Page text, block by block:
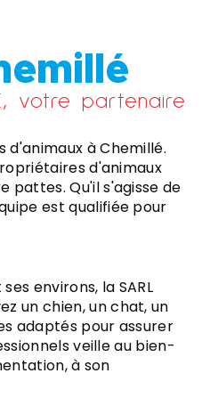
votre partenaire
d'animaux à Chemillé.
d'animaux
pattes. Qu'il s'agisse de
est qualifiée pour
environs, la SARL
un chien, un chat, un
adaptés pour assurer
veille au bien-
à son